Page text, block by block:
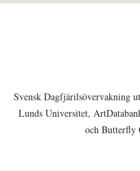
Svensk Dagfjärilsövervakning
Lunds Universitet,
och Butterfly